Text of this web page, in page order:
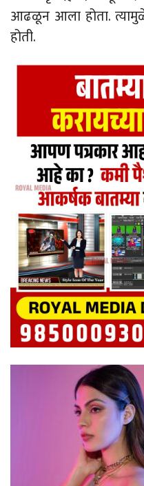
आढळून आला होता.
होती.